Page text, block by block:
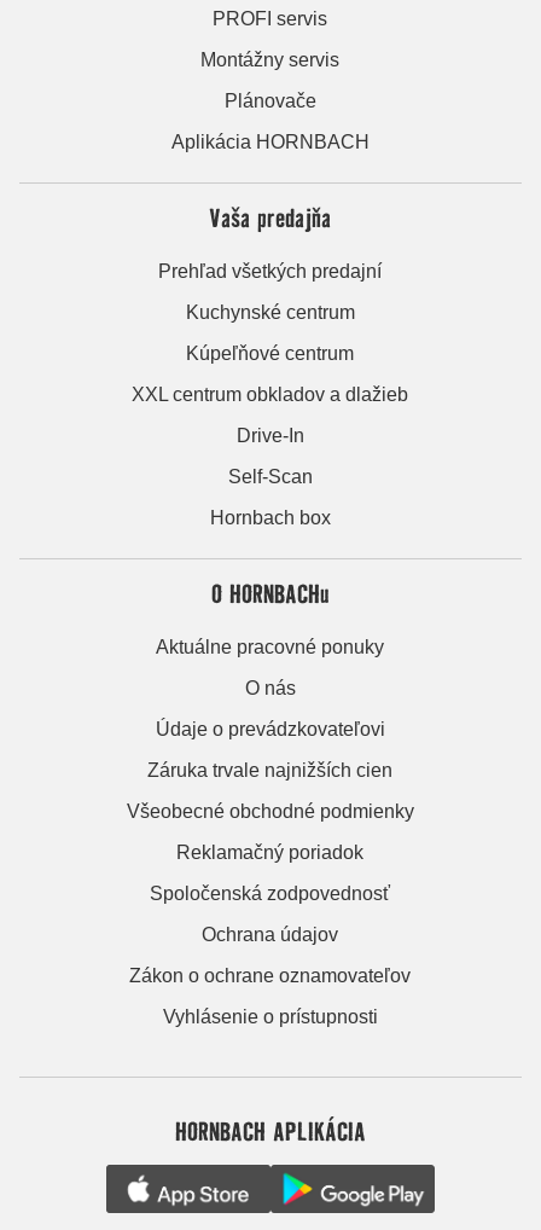
PROFI servis
Montážny servis
Plánovače
Aplikácia HORNBACH
Vaša predajňa
Prehľad všetkých predajní
Kuchynské centrum
Kúpeľňové centrum
XXL centrum obkladov a dlažieb
Drive-In
Self-Scan
Hornbach box
O HORNBACHu
Aktuálne pracovné ponuky
O nás
Údaje o prevádzkovateľovi
Záruka trvale najnižších cien
Všeobecné obchodné podmienky
Reklamačný poriadok
Spoločenská zodpovednosť
Ochrana údajov
Zákon o ochrane oznamovateľov
Vyhlásenie o prístupnosti
HORNBACH APLIKÁCIA